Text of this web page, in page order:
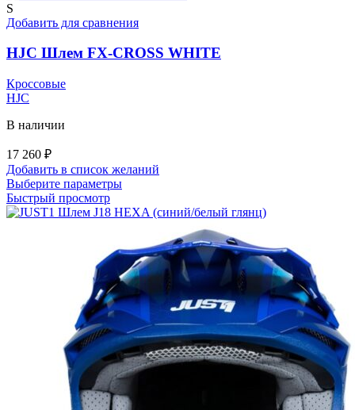
S
Добавить для сравнения
HJC Шлем FX-CROSS WHITE
Кроссовые
HJC
В наличии
17 260 ₽
Добавить в список желаний
Выберите параметрыЭтот
имеет
вариаций.
Опции
можно
выбрать
на
странице
товара.
Быстрый просмотр